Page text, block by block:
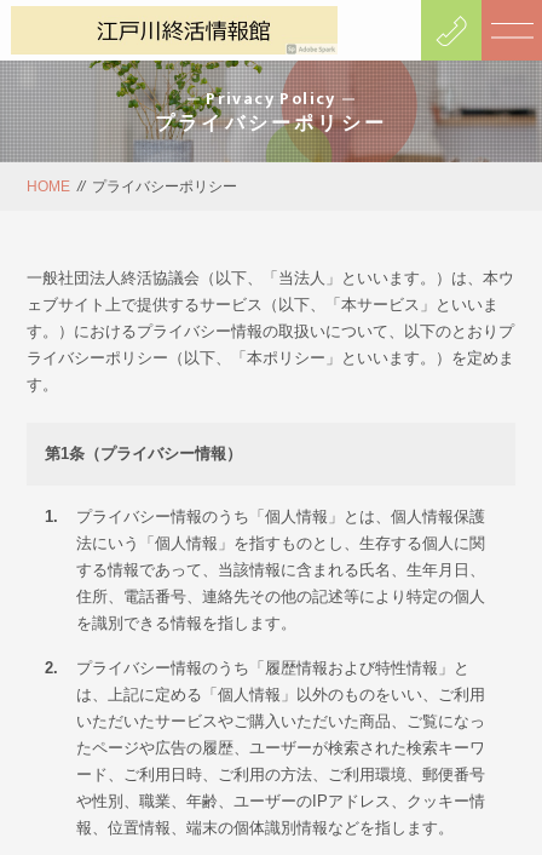
Privacy Policy
プライバシーポリシー
HOME // プライバシーポリシー
一般社団法人終活協議会（以下、「当法人」といいます。）は、本ウ
ェブサイト上で提供するサービス
（以下、「本サービス」といいま
す。）におけるプライバシー情報の取扱いについて、以下のとおり プ
ライバシーポリシー（以下、「本ポリシー」といいます。）を定めま
す。
第1条（プライバシー情報）
1.
プライバシー情報のうち「個人情報」とは、個人情報保護
法にいう「個人情報」を指すものとし、生存する個人に関
する情報であって、当該情報に含まれる氏名、生年月日、
住所、電話番号、連絡先その他の記述等により特定の個人
を識別できる情報を指します。
2.
プライバシー情報のうち「履歴情報および特性情報」と
は、上記に定める「個人情報」以外のものをいい、ご利用
いただいたサービスやご購入いただいた商品、ご覧になっ
たページや広告の履歴、ユーザーが検索された検索キーワ
ード、ご利用日時、ご利用の方法、ご利用環境、郵便番号
や性別、職業、年齢、ユーザーのIPアドレス、クッキー情
報、位置情報、端末の個体識別情報などを指します。